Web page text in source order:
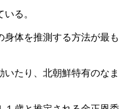
る。
体を推測する方法が最も
たり、北朝鮮特有のなま